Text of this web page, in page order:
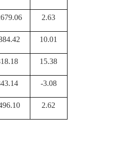
2.63
10.01
15.38
-3.08
2.62